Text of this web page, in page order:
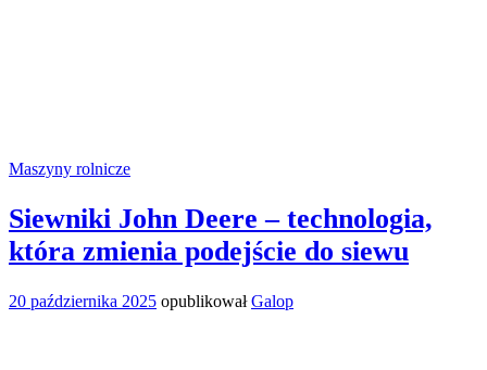
Maszyny rolnicze
Siewniki John Deere – technologia,
która zmienia podejście do siewu
20 października 2025 opublikowałGalop